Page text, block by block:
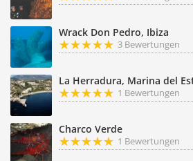
Wrack Don Pedro, Ibiza
3 Bewertungen
La Herradura, Marina del
1 Bewertungen
Charco Verde
1 Bewertungen